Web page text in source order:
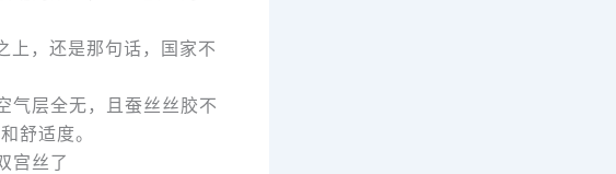
，还是那句话，国家不
层全无，且蚕丝丝胶不
舒适度。
宫丝了